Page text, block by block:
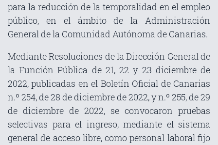
para la reducción de la temporalidad en el empleo
público, en el ámbito de la Administración
General de la Comunidad Autónoma de Canarias.
Mediante Resoluciones de la Dirección General de
la Función Pública de 21, 22 y 23 diciembre de
2022, publicadas en el Boletín Oficial de Canarias
n.º 254, de 28 de diciembre de 2022, y n.º 255, de 29
de diciembre de 2022, se convocaron pruebas
selectivas para el ingreso, mediante el sistema
general de acceso libre, como personal laboral fijo